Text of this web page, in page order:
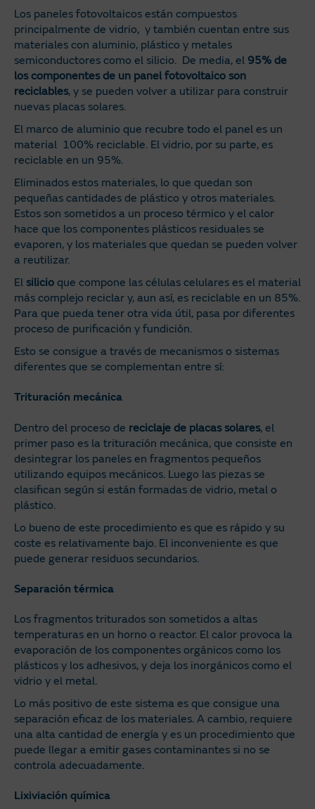
Los paneles fotovoltaicos están compuestos
principalmente de vidrio, y también cuentan entre sus
materiales con aluminio, plástico y metales
semiconductores como el silicio. De media, el 95% de
los componentes de un panel fotovoltaico son
reciclables, y se pueden volver a utilizar para construir
nuevas placas solares.
El marco de aluminio que recubre todo el panel es un
material 100% reciclable. El vidrio, por su parte, es
reciclable en un 95%.
Eliminados estos materiales, lo que quedan son
pequeñas cantidades de plástico y otros materiales.
Estos son sometidos a un proceso térmico y el calor
hace que los componentes plásticos residuales se
evaporen, y los materiales que quedan se pueden volver
a reutilizar.
El silicio que compone las células celulares es el material
más complejo reciclar y, aun así, es reciclable en un 85%.
Para que pueda tener otra vida útil, pasa por diferentes
proceso de purificación y fundición.
Esto se consigue a través de mecanismos o sistemas
diferentes que se complementan entre sí:
Trituración mecánica
Dentro del proceso de reciclaje de placas solares, el
primer paso es la trituración mecánica, que consiste en
desintegrar los paneles en fragmentos pequeños
utilizando equipos mecánicos. Luego las piezas se
clasifican según si están formadas de vidrio, metal o
plástico.
Lo bueno de este procedimiento es que es rápido y su
coste es relativamente bajo. El inconveniente es que
puede generar residuos secundarios.
Separación térmica
Los fragmentos triturados son sometidos a altas
temperaturas en un horno o reactor. El calor provoca la
evaporación de los componentes orgánicos como los
plásticos y los adhesivos, y deja los inorgánicos como el
vidrio y el metal.
Lo más positivo de este sistema es que consigue una
separación eficaz de los materiales. A cambio, requiere
una alta cantidad de energía y es un procedimiento que
puede llegar a emitir gases contaminantes si no se
controla adecuadamente.
Lixiviación química